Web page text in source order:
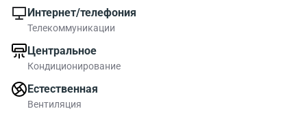
Интернет/телефония
Телекоммуникации
Центральное
Кондиционирование
Естественная
Вентиляция